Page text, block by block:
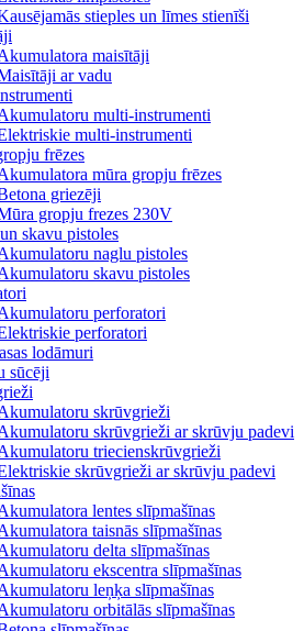
stieples un līmes stienīši
maisītāji
ar vadu
multi-instrumenti
multi-instrumenti
frēzes
mūra gropju frēzes
griezēji
gropju frezes 230V
skavu pistoles
naglu pistoles
skavu pistoles
perforatori
perforatori
lodāmuri
sūcēji
skrūvgrieži
skrūvgrieži ar skrūvju padevi
triecienskrūvgrieži
skrūvgrieži ar skrūvju padevi
lentes slīpmašīnas
taisnās slīpmašīnas
delta slīpmašīnas
ekscentra slīpmašīnas
leņķa slīpmašīnas
orbitālās slīpmašīnas